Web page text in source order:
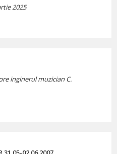
2025
inginerul muzician C.